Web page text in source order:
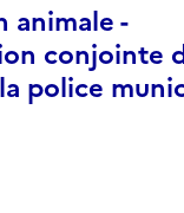
animale -
conjointe
police